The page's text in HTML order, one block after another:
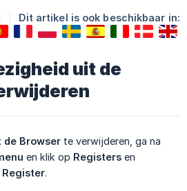
Dit artikel is ook beschikbaar in:
uit de
Browser te verwijderen, ga na
en klik op Registers en
Register.